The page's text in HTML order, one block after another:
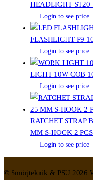
HEADLIGHT ST20
Login to see price
FLASHLIGHT P9
Login to see price
LIGHT 10W COB
Login to see price
RATCHET STRAP
MM S-HOOK 2 PCS
Login to see price
© Smörjteknik & PSU 2026